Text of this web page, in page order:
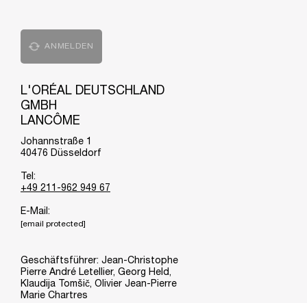
ANMELDEN
L'ORÉAL DEUTSCHLAND
GMBH
LANCÔME
Johannstraße 1
40476 Düsseldorf
Tel:
+49 211-962 949 67
E-Mail:
[email protected]
Geschäftsführer: Jean-Christophe
Pierre André Letellier, Georg Held,
Klaudija Tomšič, Olivier Jean-Pierre
Marie Chartres